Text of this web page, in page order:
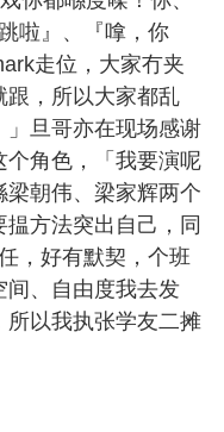
啦』、『嗱，你
走位，大家冇夹
跟，所以大家都乱
旦哥亦在现场感谢
个角色，「我要演呢
朝伟、梁家辉两个
方法突出自己，同
，好有默契，个班
间、自由度我去发
以我执张学友二摊